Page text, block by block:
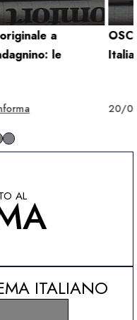
a
le
20/
AL
ITALIANO